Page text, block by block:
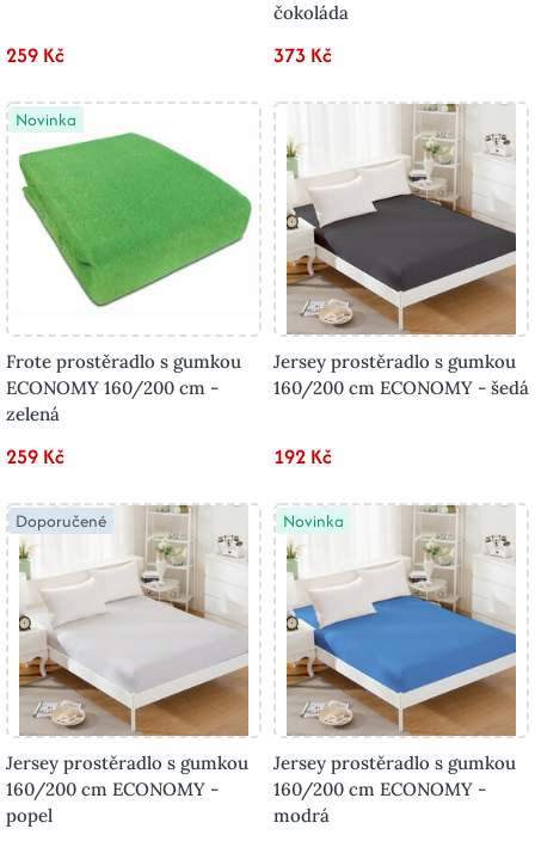
259 Kč
čokoláda
373 Kč
Novinka
Frote prostěradlo s gumkou
ECONOMY 160/200 cm -
zelená
259 Kč
Jersey prostěradlo s gumkou
160/200 cm ECONOMY - šedá
192 Kč
Doporučené
Jersey prostěradlo s gumkou
160/200 cm ECONOMY -
popel
Novinka
Jersey prostěradlo s gumkou
160/200 cm ECONOMY -
modrá